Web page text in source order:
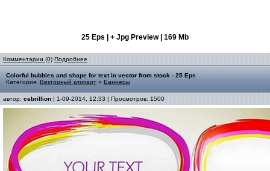
25 Eps | + Jpg Preview | 169 Mb
Комментарии (0) Подробнее
Colorful bubbles and shape for text in vector from stock - 25 Eps
Категория: Векторный клипарт » Баннеры
автор: cebrillion | 1-09-2014, 12:33 | Просмотров: 1500